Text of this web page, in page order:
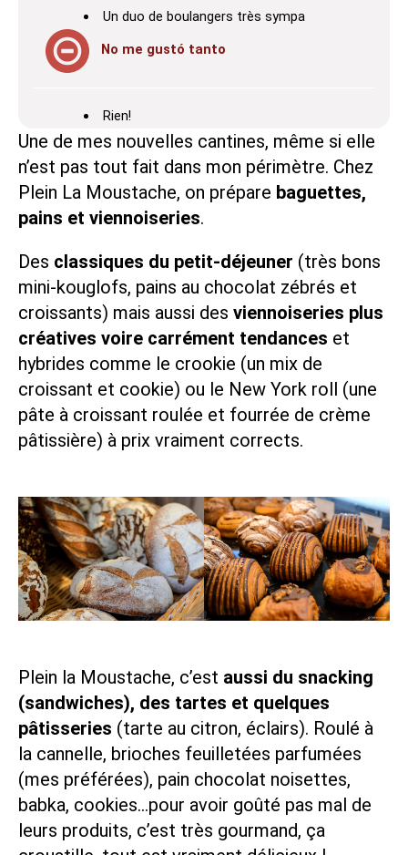
Un duo de boulangers très sympa
No me gustó tanto
Rien!
Une de mes nouvelles cantines, même si elle
n’est pas tout fait dans mon périmètre. Chez
Plein La Moustache, on prépare baguettes,
pains et viennoiseries.
Des classiques du petit-déjeuner (très bons
mini-kouglofs, pains au chocolat zébrés et
croissants) mais aussi des viennoiseries plus
créatives voire carrément tendances et
hybrides comme le crookie (un mix de
croissant et cookie) ou le New York roll (une
pâte à croissant roulée et fourrée de crème
pâtissière) à prix vraiment corrects.
Plein la Moustache, c’est aussi du snacking
(sandwiches), des tartes et quelques
pâtisseries (tarte au citron, éclairs). Roulé à
la cannelle, brioches feuilletées parfumées
(mes préférées), pain chocolat noisettes,
babka, cookies…pour avoir goûté pas mal de
leurs produits, c’est très gourmand, ça